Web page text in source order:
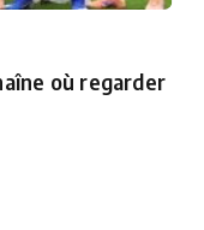
où regarder